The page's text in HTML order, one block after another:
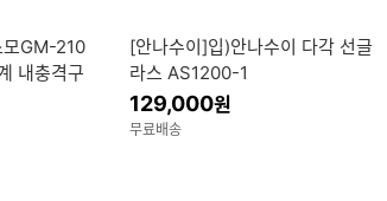
모GM-210
내충격구
[안나수이]입)안나수이 다각 선글
라스 AS1200-1
129,000원
무료배송